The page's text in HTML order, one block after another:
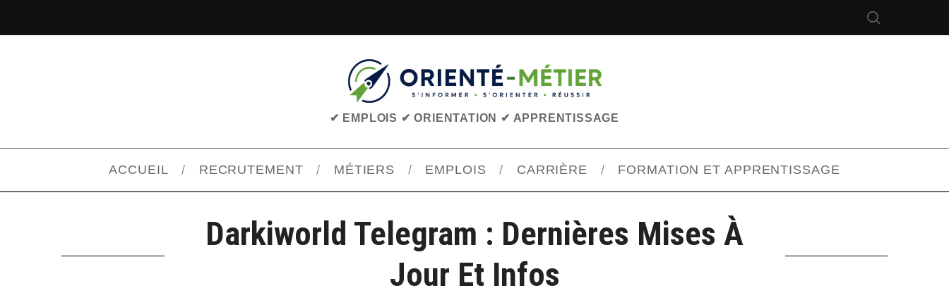
✔ EMPLOIS ✔ ORIENTATION ✔ APPRENTISSAGE
ACCUEIL RECRUTEMENT MÉTIERS EMPLOIS CARRIÈRE FORMATION ET APPRENTISSAGE
Darkiworld Telegram : Dernières Mises À
Jour Et Infos